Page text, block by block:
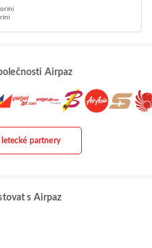
Airpaz
partnery
s Airpaz